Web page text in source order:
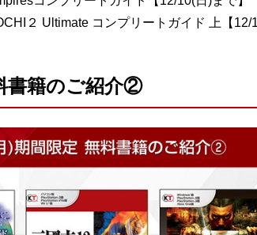
２ Ultimate コンプリートガイド 上【12/
書籍のご紹介②